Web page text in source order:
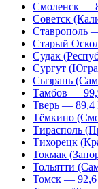
Смоленск —
Советск
Ставрополь
Старый
Судак
Сургут
Сызрань
Тамбов —
Тверь — 89,4
Тёмкино
Тирасполь
Тихорецк
Токмак
Тольятти
Томск —